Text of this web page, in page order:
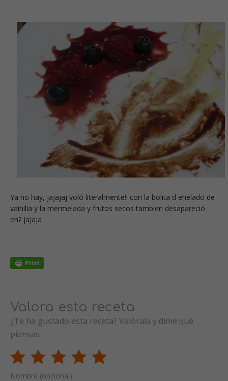
Ya no hay, jajajaj voló literalmente!! con la bolita d ehelado de
vainilla y la mermelada y frutos secos tambien desapareció
eh? jajaja
Valora esta receta
¿Te ha gustado esta receta? Valórala y dime qué
piensas
Nombre (opcional)